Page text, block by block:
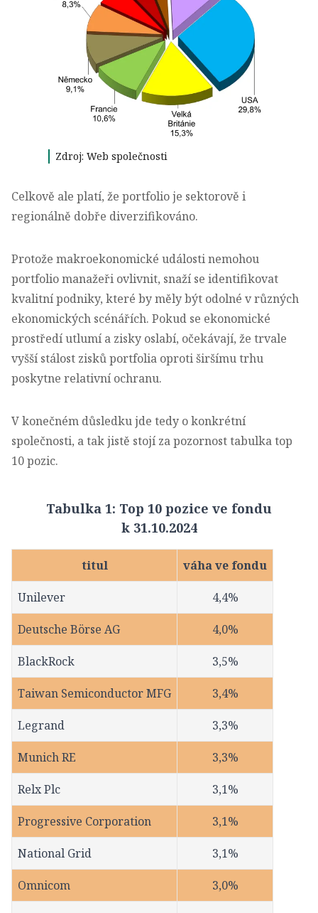
Zdroj: Web společnosti
Celkově ale platí, že portfolio je sektorově i
regionálně dobře diverzifikováno.
Protože makroekonomické události nemohou
portfolio manažeři ovlivnit, snaží se identifikovat
kvalitní podniky, které by měly být odolné v různých
ekonomických scénářích. Pokud se ekonomické
prostředí utlumí a zisky oslabí, očekávají, že trvale
vyšší stálost zisků portfolia oproti širšímu trhu
poskytne relativní ochranu.
V konečném důsledku jde tedy o konkrétní
společnosti, a tak jistě stojí za pozornost tabulka top
10 pozic.
Tabulka 1: Top 10 pozice ve fondu
k 31.10.2024
titul váha ve fondu
Unilever 4,4%
Deutsche Börse AG 4,0%
BlackRock 3,5%
Taiwan Semiconductor MFG 3,4%
Legrand 3,3%
Munich RE 3,3%
Relx Plc 3,1%
Progressive Corporation 3,1%
National Grid 3,1%
Omnicom 3,0%